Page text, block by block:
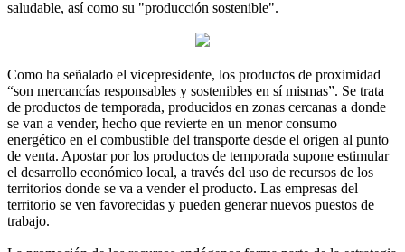
saludable, así como su "producción sostenible".
Como ha señalado el vicepresidente, los productos de proximidad
“son mercancías responsables y sostenibles en sí mismas”. Se trata
de productos de temporada, producidos en zonas cercanas a donde
se van a vender, hecho que revierte en un menor consumo
energético en el combustible del transporte desde el origen al punto
de venta. Apostar por los productos de temporada supone estimular
el desarrollo económico local, a través del uso de recursos de los
territorios donde se va a vender el producto. Las empresas del
territorio se ven favorecidas y pueden generar nuevos puestos de
trabajo.